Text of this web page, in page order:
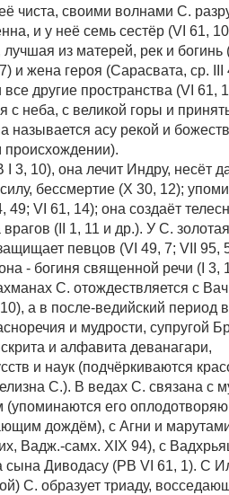
чиста, своими волнами С.
и у неё семь сестёр (VI 61,
из матерей, рек и богинь
и жена героя (Сарасвата, ср. III
другие пространства (VI 61,
с неба, с великой горы и
называется асу рекой и
происхождении).
I 3, 10), она лечит Индру, несёт
бессмертие (X 30, 12);
49; VI 61, 14); она создаёт
(II 1, 11 и др.). У С.
певцов (VI 49, 7; VII 95,
- богиня священной речи (I 3,
С. отождествляется с
а в после-ведийский период
и мудрости, супругой
и алфавита деванагари,
и наук (подчёркиваются
С.). В ведах С. связана с
(упоминаются его
дождём), с Агни и
Вадж.-самх. XIX 94), с
сына Диводасу (РВ VI 61, 1). С
С. образует триаду,